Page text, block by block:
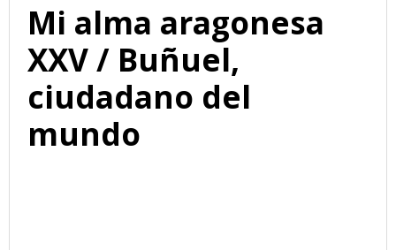
Mi alma aragonesa
XXV / Buñuel,
ciudadano del
mundo